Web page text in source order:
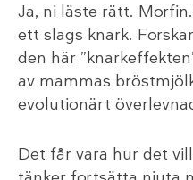
Ja, ni läste rätt.
ett slags knark.
den här
av mammas
evolutionärt
Det får vara hur det